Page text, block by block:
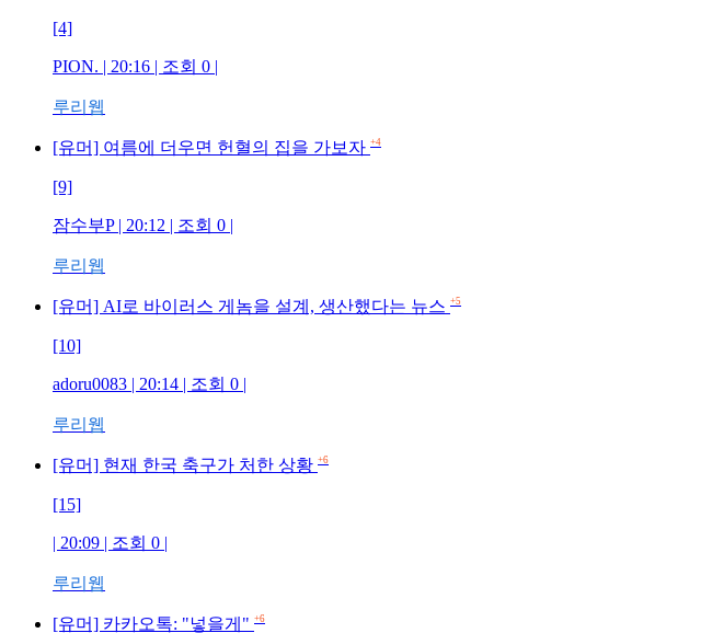
[4]
PION. | 20:16 | 조회 0 |
루리웹
[유머] 여름에 더우면 헌혈의 집을 가보자 +4
[9]
잠수부P | 20:12 | 조회 0 |
루리웹
[유머] AI로 바이러스 게놈을 설계, 생산했다는 뉴스 +5
[10]
adoru0083 | 20:14 | 조회 0 |
루리웹
[유머] 현재 한국 축구가 처한 상황 +6
[15]
| 20:09 | 조회 0 |
루리웹
[유머] 카카오톡: "넣을게" +6